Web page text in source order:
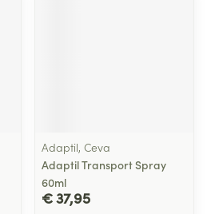
Adaptil, Ceva
Adaptil Transport Spray
60ml
€ 37,95